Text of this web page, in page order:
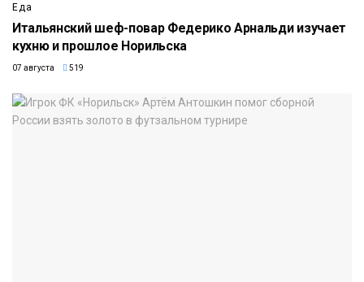
Еда
Итальянский шеф-повар Федерико Арнальди изучает
кухню и прошлое Норильска
07 августа 519